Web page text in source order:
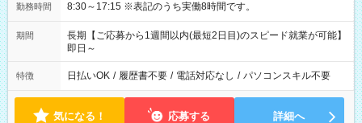
勤務時間 8:30～17:15 ※表記のうち実働8時間です。
期間
長期【ご応募から1週間以内(最短2日目)のスピード就業が可能】
即日～
特徴 日払いOK / 履歴書不要 / 電話対応なし / パソコンスキル不要
気になる！ 応募する 詳細へ